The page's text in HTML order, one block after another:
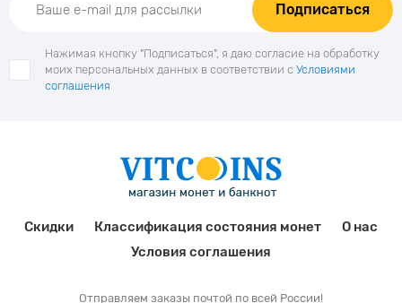
Подписаться
Нажимая кнопку "Подписаться", я даю согласие на обработку
моих персональных данных в соответствии с Условиями
соглашения
Скидки Классификация состояния монет
О нас
Условия соглашения
Отправляем заказы почтой по всей России!